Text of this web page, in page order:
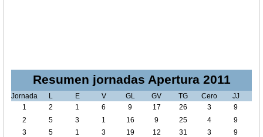
Resumen jornadas Apertura 2011
Jornada L E V GL GV TG Cero
JJ
1
2 1 6 9 17 26 3
9
2
5 3 1 16 9 25 4
9
3
5 1 3 19 12 31 3
9